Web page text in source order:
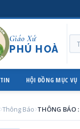
Giáo Xứ
PHÚ HOÀ
HỘI ĐỒNG MỤC VỤ
Thông Báo